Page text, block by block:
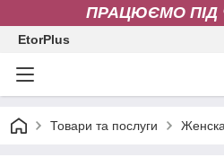
ПРАЦЮЄМО ПІД
EtorPlus
Товари та послуги